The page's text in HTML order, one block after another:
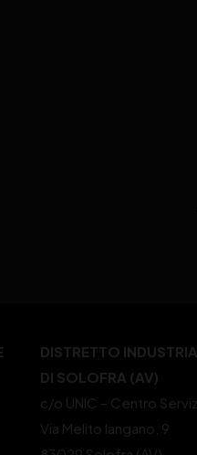
DISTRETTO
DI SOLOFRA (AV)
c/o UNIC – Centro
Via Melito Iangano, 9